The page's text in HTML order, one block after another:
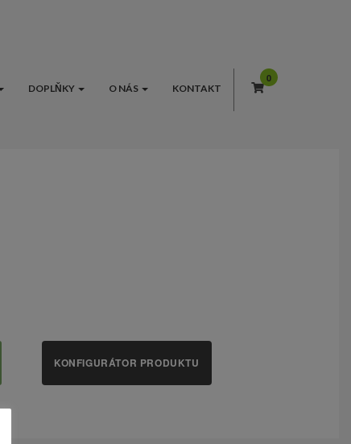
DOPLŇKY O NÁS KONTAKT
KONFIGURÁTOR PRODUKTU